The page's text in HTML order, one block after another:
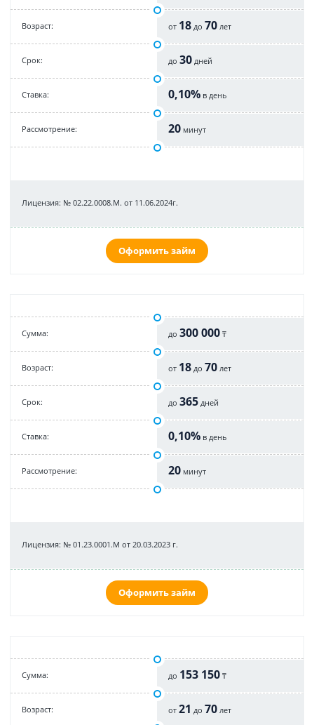
Возраст: от 18 до 70 лет
Срок: до 30 дней
Cтавка: 0,10% в день
Рассмотрение: 20 минут
Лицензия: № 02.22.0008.М. от 11.06.2024г.
Оформить займ
Cумма: до 300 000 ₸
Возраст: от 18 до 70 лет
Срок: до 365 дней
Cтавка: 0,10% в день
Рассмотрение: 20 минут
Лицензия: № 01.23.0001.M от 20.03.2023 г.
Оформить займ
Cумма: до 153 150 ₸
Возраст: от 21 до 70 лет